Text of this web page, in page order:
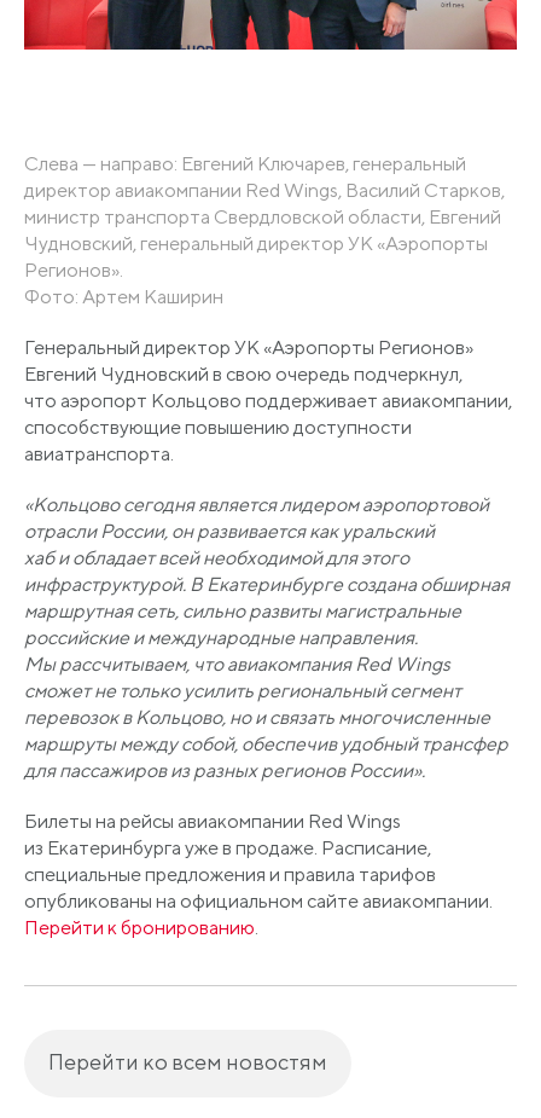
Слева — направо: Евгений Ключарев, генеральный
директор авиакомпании Red Wings, Василий Старков,
министр транспорта Свердловской области, Евгений
Чудновский, генеральный директор УК «Аэропорты
Регионов».
Фото: Артем Каширин
Генеральный директор УК «Аэропорты Регионов»
Евгений Чудновский в свою очередь подчеркнул,
что аэропорт Кольцово поддерживает авиакомпании,
способствующие повышению доступности
авиатранспорта.
«Кольцовосегодня является лидером аэропортовой
отрасли России, он развивается как уральский
хаб и обладает всей необходимой для этого
инфраструктурой. В Екатеринбурге создана обширная
маршрутная сеть, сильно развиты магистральные
российские и международные направления.
Мы рассчитываем, что авиакомпания Red Wings
сможет не только усилить региональный сегмент
перевозок в Кольцово, но и связать многочисленные
маршруты между собой, обеспечив удобный трансфер
для пассажиров из разных регионов России».
Билеты на рейсы авиакомпании Red Wings
из Екатеринбурга уже в продаже. Расписание,
специальные предложения и правила тарифов
опубликованы на официальном сайте авиакомпании.
Перейти к бронированию.
Перейти ко всем новостям